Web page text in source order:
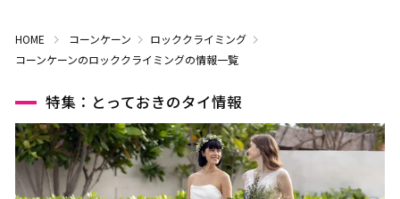
HOME コーンケーン
ロッククライミング
コーンケーンのロッククライミングの情報一覧
特集：とっておきのタイ情報